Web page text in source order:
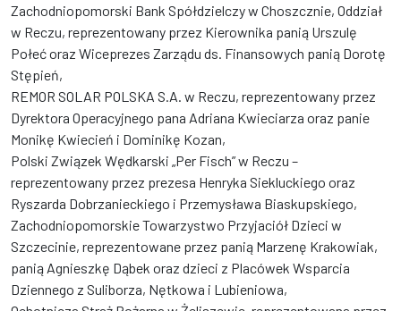
Zachodniopomorski Bank Spółdzielczy w Choszcznie, Oddział
w Reczu, reprezentowany przez Kierownika panią Urszulę
Połeć oraz Wiceprezes Zarządu ds. Finansowych panią Dorotę
Stępień,
REMOR SOLAR POLSKA S.A. w Reczu, reprezentowany przez
Dyrektora Operacyjnego pana Adriana Kwieciarza oraz panie
Monikę Kwiecień i Dominikę Kozan,
Polski Związek Wędkarski „Per Fisch” w Reczu –
reprezentowany przez prezesa Henryka Siekluckiego oraz
Ryszarda Dobrzanieckiego i Przemysława Biaskupskiego,
Zachodniopomorskie Towarzystwo Przyjaciół Dzieci w
Szczecinie, reprezentowane przez panią Marzenę Krakowiak,
panią Agnieszkę Dąbek oraz dzieci z Placówek Wsparcia
Dziennego z Suliborza, Nętkowa i Lubieniowa,